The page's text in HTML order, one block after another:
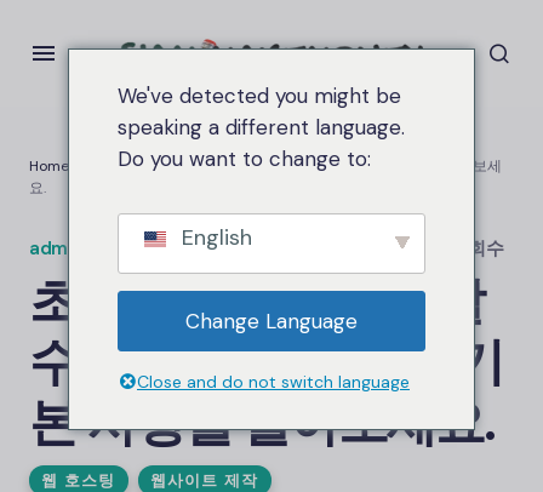
Home
초보자도 쉽게 이해할 수 있는 웹 호스팅의 기본 사항을 알아보세
요.
admin.siammakemoneyon 2.5케이 조회수
초보자도 쉽게 이해할
수 있는 웹 호스팅의 기
본 사항을 알아보세요.
웹 호스팅 웹사이트 제작
We've detected you might be
speaking a different language.
Do you want to change to:
English
Change Language
Close and do not switch language